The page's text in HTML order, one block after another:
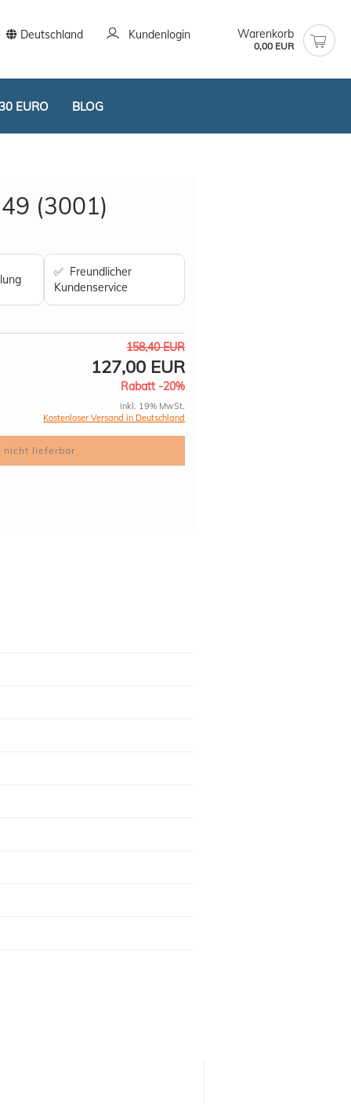
Deutschland Kundenlogin
vergessen?
Warenkorb
0,00 EUR
EURO BLOG
(3001)
✅ Freundlicher
Kundenservice
158,40 EUR
127,00 EUR
Rabatt -20%
inkl. 19% MwSt.
Kostenloser Versand in Deutschland